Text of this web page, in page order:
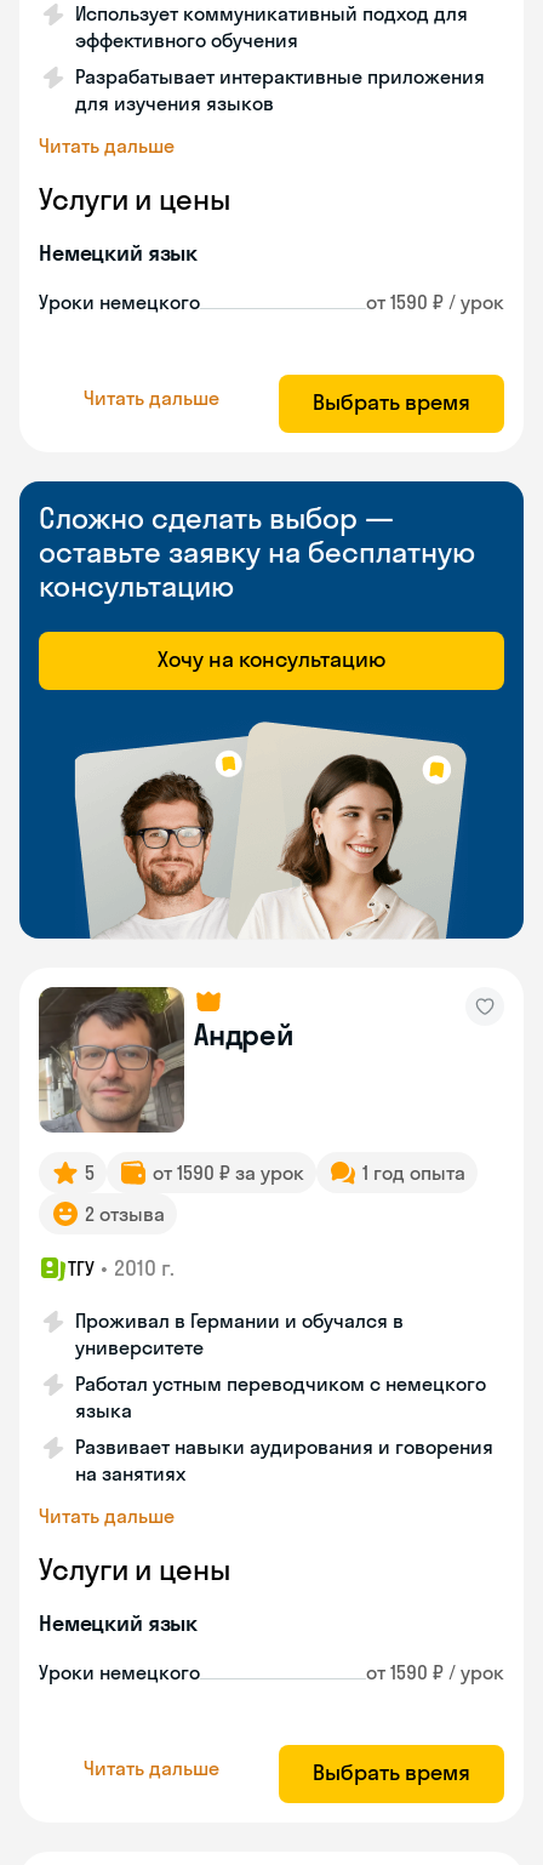
Использует коммуникативный подход для
эффективного обучения
Разрабатывает интерактивные приложения
для изучения языков
Читать дальше
Услуги и цены
Немецкий язык
Уроки немецкого от 1590 ₽ / урок
Читать дальше Выбрать время
Сложно сделать выбор —
оставьте заявку на бесплатную
консультацию
Хочу на консультацию
Андрей
5 от 1590 ₽ за урок
1 год опыта
2 отзыва
ТГУ • 2010 г.
Проживал в Германии и обучался в
университете
Работал устным переводчиком с немецкого
языка
Развивает навыки аудирования и говорения
на занятиях
Читать дальше
Услуги и цены
Немецкий язык
Уроки немецкого от 1590 ₽ / урок
Читать дальше Выбрать время